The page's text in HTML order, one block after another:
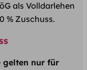
als Volldarlehen
% Zuschuss.
gelten nur für